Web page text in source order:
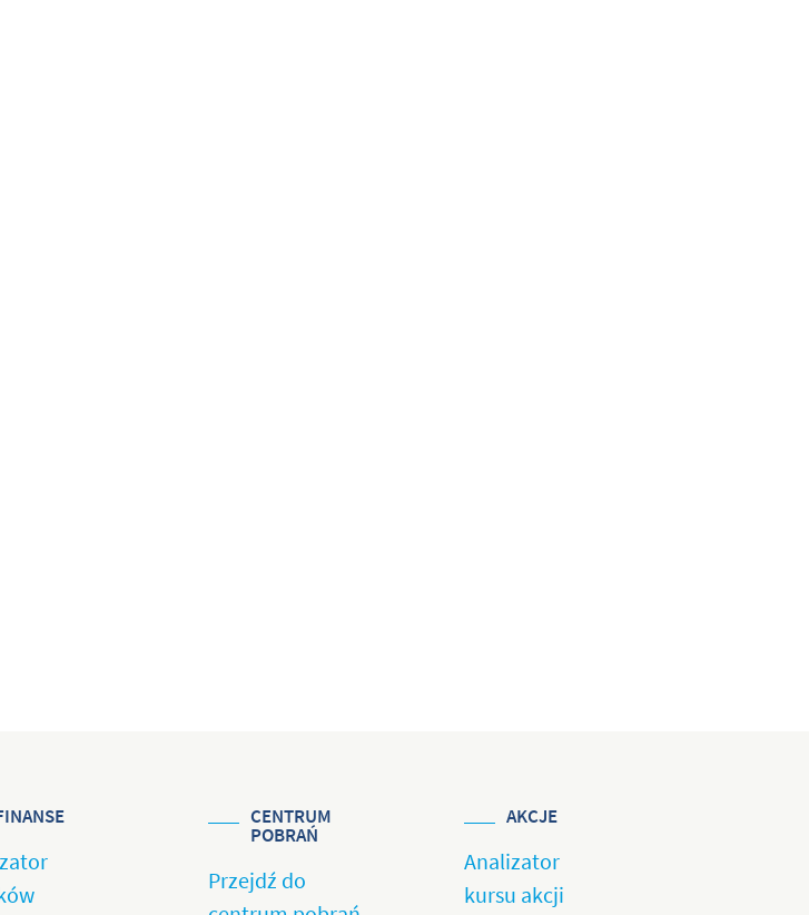
CENTRUM
POBRAŃ
Przejdź do
AKCJE
Analizator
kursu akcji